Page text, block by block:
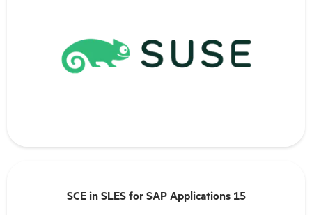
SCE in SLES for SAP Applications 15